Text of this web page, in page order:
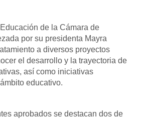
de la Cámara de
por su presidenta Mayra
a diversos proyectos
el desarrollo y la trayectoria de
así como iniciativas
educativo.
aprobados se destacan dos de